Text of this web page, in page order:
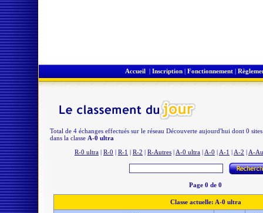
Accueil | Inscription | Fonctionnement |
Total de 4 échanges effectués sur le réseau Découverte aujourd'hui dont 0
dans la classe A-0 ultra
R-0 ultra | R-0 | R-1 | R-2 | R-Autres | A-0 ultra | A-0 | A-1 | A-2 | A-
Page 0 de 0
Classe actuelle: A-0 ultra